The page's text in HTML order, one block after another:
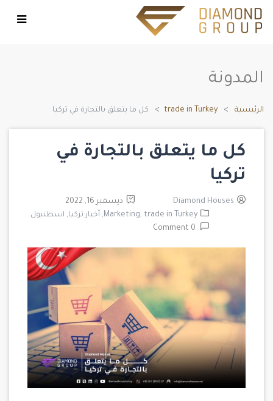
المدونة
الرئيسية trade in Turkey كل ما يتعلق بالتجارة في تركيا
كل ما يتعلق بالتجارة في
تركيا
Diamond Houses
ديسمبر 16, 2022
Marketing, trade in Turkey, أخبار تركيا, اسطنبول